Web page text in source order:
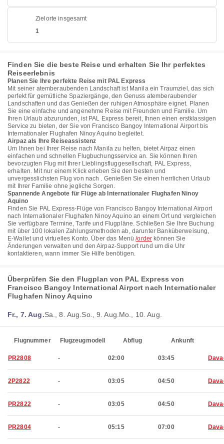
Zielorte insgesamt
1
Finden Sie die beste Reise und erhalten Sie Ihr perfektes
Reiseerlebnis
Planen Sie Ihre perfekte Reise mit PAL Express
Mit seiner atemberaubenden Landschaft ist Manila ein Traumziel, das sich
perfekt für gemütliche Spaziergänge, den Genuss atemberaubender
Landschaften und das Genießen der ruhigen Atmosphäre eignet. Planen
Sie eine einfache und angenehme Reise mit Freunden und Familie. Um
Ihren Urlaub abzurunden, ist PAL Express bereit, Ihnen einen erstklassigen
Service zu bieten, der Sie von Francisco Bangoy International Airport bis
Internationaler Flughafen Ninoy Aquino begleitet.
Airpaz als Ihre Reiseassistenz
Um Ihnen bei Ihrer Reise nach Manila zu helfen, bietet Airpaz einen
einfachen und schnellen Flugbuchungsservice an. Sie können Ihren
bevorzugten Flug mit Ihrer Lieblingsfluggesellschaft, PAL Express,
erhalten. Mit nur einem Klick erleben Sie den besten und
unvergesslichsten Flug von nach . Genießen Sie einen herrlichen Urlaub
mit Ihrer Familie ohne jegliche Sorgen.
Spannende Angebote für Flüge ab Internationaler Flughafen Ninoy
Aquino
Finden Sie PAL Express-Flüge von Francisco Bangoy International Airport
nach Internationaler Flughafen Ninoy Aquino an einem Ort und vergleichen
Sie verfügbare Termine, Tarife und Flugpläne. Schließen Sie Ihre Buchung
mit über 100 lokalen Zahlungsmethoden ab, darunter Banküberweisung,
E-Wallet und virtuelles Konto. Über das Menü/order können Sie
Änderungen verwalten und den Airpaz-Support rund um die Uhr
kontaktieren, wann immer Sie Hilfe benötigen.
Überprüfen Sie den Flugplan von PAL Express von
Francisco Bangoy International Airport nach Internationaler
Flughafen Ninoy Aquino
Fr., 7. Aug.Sa., 8. Aug. So., 9. Aug. Mo., 10. Aug.
Flugnummer Flugzeugmodell Abflug Ankunft
PR2808 - 02:00 03:45
2P2822 - 03:05 04:50
PR2822 - 03:05 04:50
PR2804 - 05:15 07:00